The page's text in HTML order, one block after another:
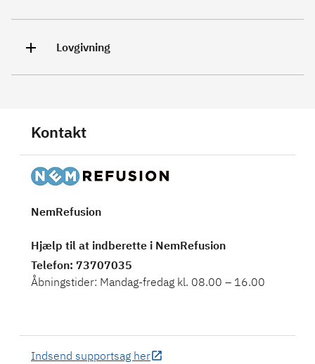
Lovgivning
Kontakt
NemRefusion
Hjælp til at indberette i NemRefusion
Telefon: 73707035
Åbningstider: Mandag-fredag kl. 08.00 – 16.00
Indsend supportsag her